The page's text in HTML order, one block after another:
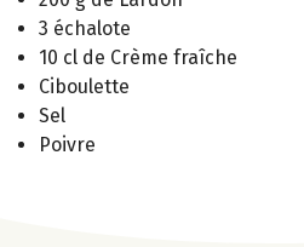
3 échalote
10 cl de Crème fraîche
Ciboulette
Sel
Poivre